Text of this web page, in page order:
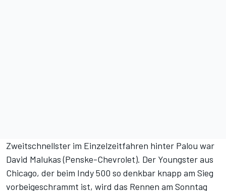
Zweitschnellster im Einzelzeitfahren hinter Palou war
David Malukas (Penske-Chevrolet). Der Youngster aus
Chicago, der beim Indy 500 so denkbar knapp am Sieg
vorbeigeschrammt ist, wird das Rennen am Sonntag